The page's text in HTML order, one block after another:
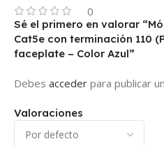
0
Valoraciones
Sé el primero en valorar
Cat5e con terminación 110
faceplate – Color Azul”
Debes acceder para publicar